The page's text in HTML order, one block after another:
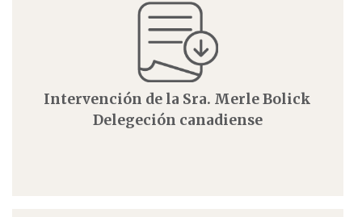
Intervención de la Sra. Merle Bolick
Delegeción canadiense